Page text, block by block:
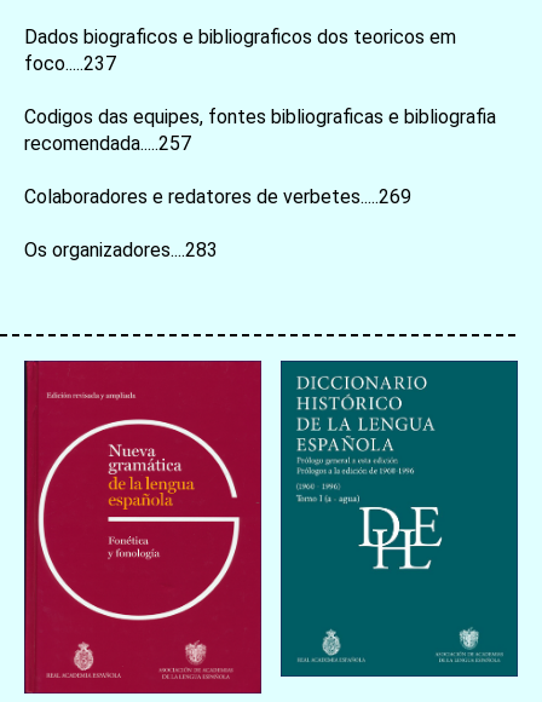
Dados biograficos e bibliograficos dos teoricos em
foco.....237
Codigos das equipes, fontes bibliograficas e bibliografia
recomendada.....257
Colaboradores e redatores de verbetes.....269
Os organizadores....283